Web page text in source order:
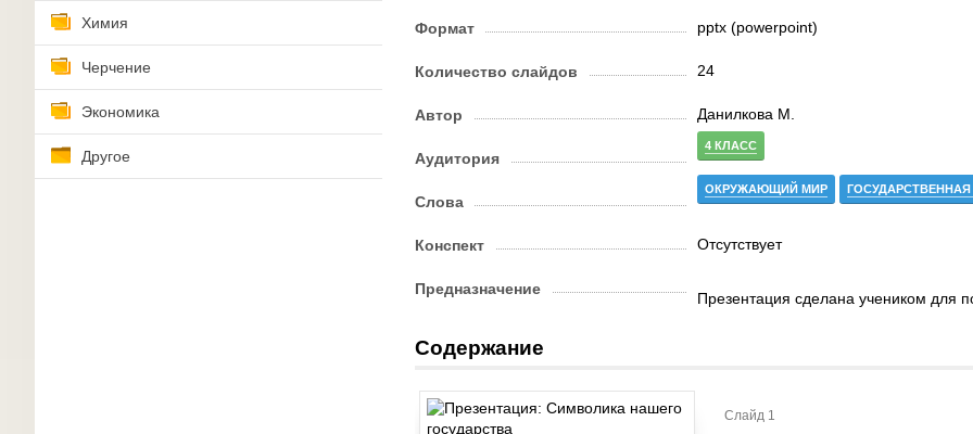
Химия
Черчение
Экономика
Другое
Формат pptx (powerpoint)
Количество слайдов 24
Автор Данилкова М.
Аудитория
4 КЛАСС
Слова
ОКРУЖАЮЩИЙ МИР
Конспект Отсутствует
Предназначение
Презентация сделана учеником для
Содержание
Слайд 1